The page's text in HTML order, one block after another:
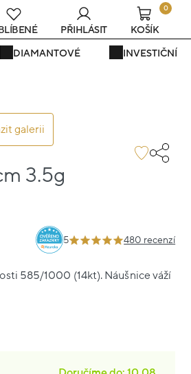
DIAMANTOVÉ INVESTIČNÍ
PŘIHLÁSIT
0
KOŠÍK
galerii
3.5g
5 480 recenzí
585/1000 (14kt). Náušnice váží